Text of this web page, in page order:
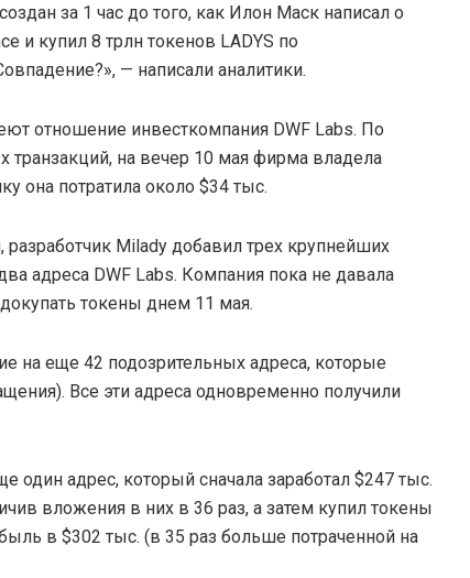
за 1 час до того, как Илон Маск написал о
и купил 8 трлн токенов LADYS пo
— написали аналитики.
отношение инвесткомпания DWF Labs. По
транзакций, на вечер 10 мая фирма владела
она потратила около $34 тыс.
разработчик Milady добавил трех крупнейших
адреса DWF Labs. Компания пока не давала
токены днем 11 мая.
на еще 42 подозрительных адреса, которые
Все эти адреса одновременно получили
адрес, который сначала заработал $247 тыс.
вложения в них в 36 раз, а затем купил токены
в $302 тыс. (в 35 раз больше потраченной на